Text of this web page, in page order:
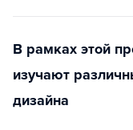
В рамках этой
изучают
дизайна